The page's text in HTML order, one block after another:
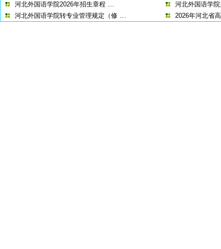
河北外国语学院2026年招生章程
河北外国语学
河北外国语学院转专业管理规定（修
2026年河北省